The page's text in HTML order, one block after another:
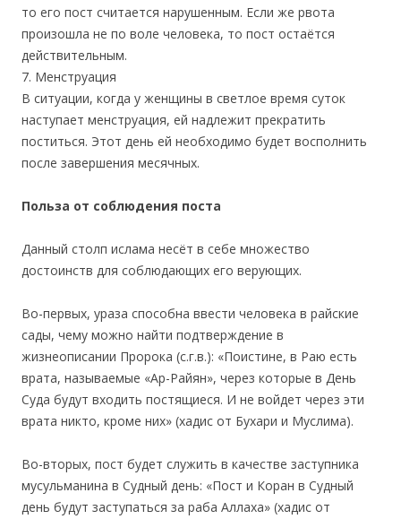
то его пост считается нарушенным. Если же рвота
произошла не по воле человека, то пост остаётся
действительным.
7. Менструация
В ситуации, когда у женщины в светлое время суток
наступает менструация, ей надлежит прекратить
поститься. Этот день ей необходимо будет восполнить
после завершения месячных.
Польза от соблюдения поста
Данный столп ислама несёт в себе множество
достоинств для соблюдающих его верующих.
Во-первых, ураза способна ввести человека в райские
сады, чему можно найти подтверждение в
жизнеописании Пророка (с.г.в.): «Поистине, в Раю есть
врата, называемые «Ар-Райян», через которые в День
Суда будут входить постящиеся. И не войдет через эти
врата никто, кроме них» (хадис от Бухари и Муслима).
Во-вторых, пост будет служить в качестве заступника
мусульманина в Судный день: «Пост и Коран в Судный
день будут заступаться за раба Аллаха» (хадис от